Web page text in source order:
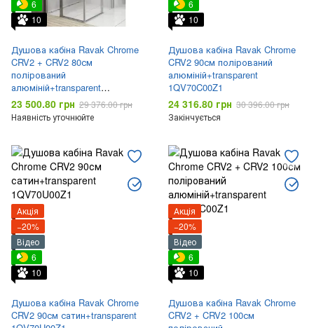
6
10
Душова кабіна Ravak Chrome
CRV2 + CRV2 80см
полірований
алюміній+transparent
1QV40C00Z1
23 500.80 грн 29 376.00 грн
Наявність уточнюйте
6
10
Душова кабіна Ravak Chrome
CRV2 90см полірований
алюміній+transparent
1QV70C00Z1
24 316.80 грн 30 396.00 грн
Закінчується
Акція
−20%
Відео
6
10
Душова кабіна Ravak Chrome
CRV2 90см сатин+transparent
Акція
−20%
Відео
6
10
Душова кабіна Ravak Chrome
CRV2 + CRV2 100см